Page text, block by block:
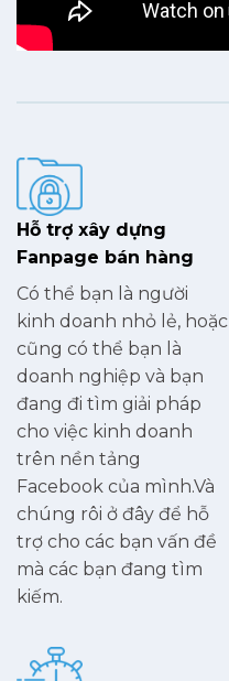
Hỗ trợ xây dựng
Fanpage bán hàng
Có thể bạn là người
kinh doanh nhỏ lẻ, hoặc
cũng có thể bạn là
doanh nghiệp và bạn
đang đi tìm giải pháp
cho việc kinh doanh
trên nền tảng
Facebook của mình.Và
chúng rôi ở đây để hỗ
trợ cho các bạn vấn đề
mà các bạn đang tìm
kiếm.